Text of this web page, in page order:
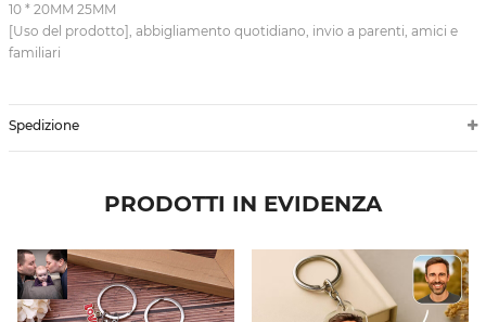
10 * 20MM 25MM
[Uso del prodotto], abbigliamento quotidiano, invio a parenti, amici e
familiari
Spedizione
PRODOTTI IN EVIDENZA